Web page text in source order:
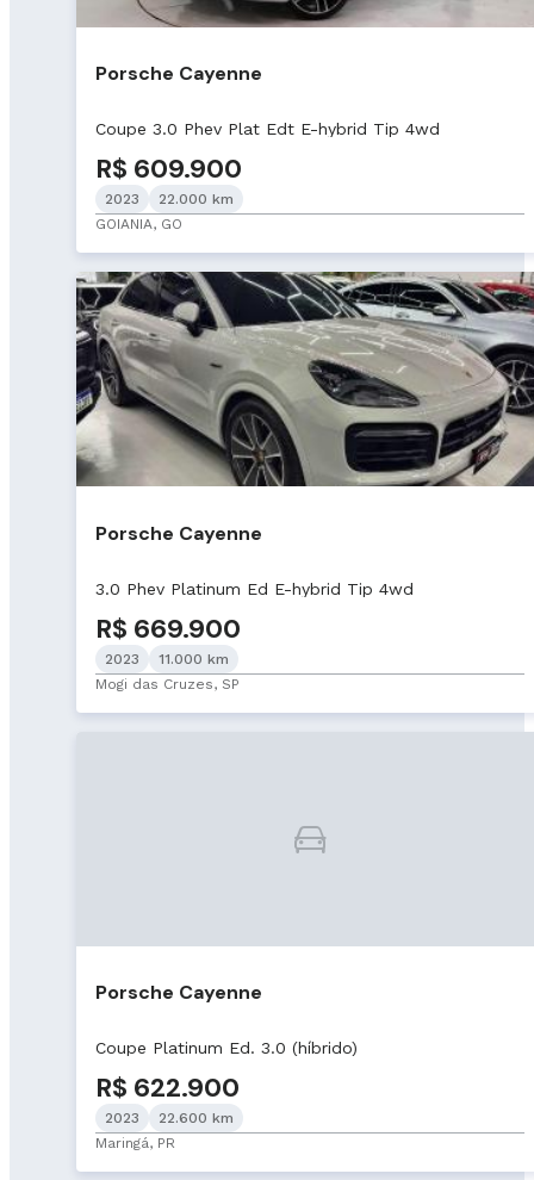
Porsche Cayenne
Coupe 3.0 Phev Plat Edt E-hybrid Tip 4wd
R$ 609.900
2023
22.000 km
GOIANIA, GO
Porsche Cayenne
3.0 Phev Platinum Ed E-hybrid Tip 4wd
R$ 669.900
2023
11.000 km
Mogi das Cruzes, SP
Porsche Cayenne
Coupe Platinum Ed. 3.0 (híbrido)
R$ 622.900
2023
22.600 km
Maringá, PR